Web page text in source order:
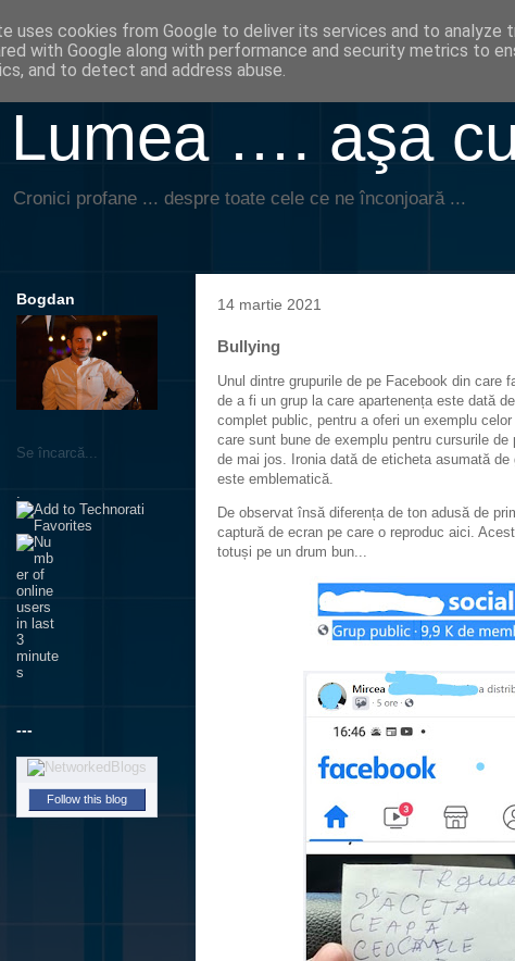
Lumea …. aşa
Cronici profane ... despre toate cele ce ne înconjoară ...
14 martie 2021
Bullying
Unul dintre grupurile de pe Facebook din care
de a fi un grup la care apartenența este dată
complet public, pentru a oferi un exemplu
care sunt bune de exemplu pentru cursurile
de mai jos. Ironia dată de eticheta asumată
este emblematică.
De observat însă diferența de ton adusă de
captură de ecran pe care o reproduc aici.
totuși pe un drum bun...
Bogdan
Se încarcă...
.
---
Follow this blog
uses cookies from Google to deliver its services and to analyze
with Google along with performance and security metrics to
and to detect and address abuse.